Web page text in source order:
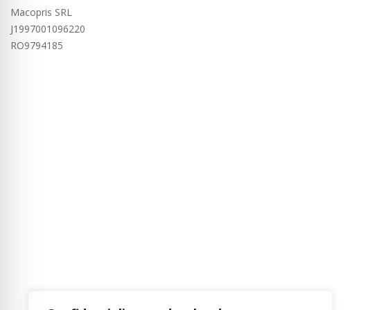
Macopris SRL
J1997001096220
RO9794185